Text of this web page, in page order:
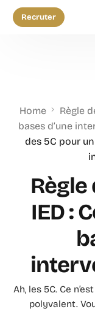
Recruter
Home
Règle
bases d’une
des 5C pour
Règle
IED :
Ah, les 5C. Ce
polyvalent.